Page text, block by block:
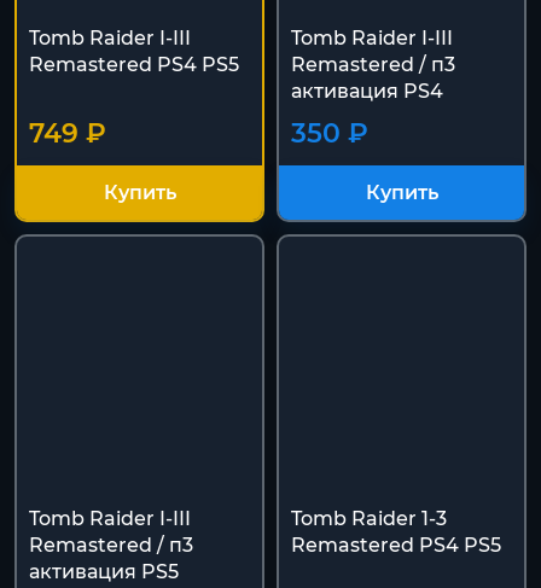
Tomb Raider I-III
Remastered PS4 PS5
749 ₽
Купить
Tomb Raider I-III
Remastered / п3
активация PS4
350 ₽
Купить
Tomb Raider I-III
Remastered / п3
активация PS5
Tomb Raider 1-3
Remastered PS4 PS5